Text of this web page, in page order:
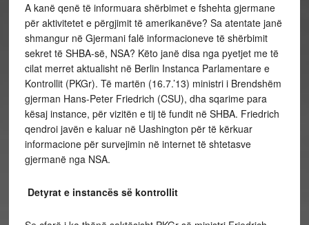
A kanë qenë të informuara shërbimet e fshehta gjermane
për aktivitetet e përgjimit të amerikanëve? Sa atentate janë
shmangur në Gjermani falë informacioneve të shërbimit
sekret të SHBA-së, NSA? Këto janë disa nga pyetjet me të
cilat merret aktualisht në Berlin Instanca Parlamentare e
Kontrollit (PKGr). Të martën (16.7.’13) ministri i Brendshëm
gjerman Hans-Peter Friedrich (CSU), dha sqarime para
kësaj instance, për vizitën e tij të fundit në SHBA. Friedrich
qendroi javën e kaluar në Uashington për të kërkuar
informacione për survejimin në internet të shtetasve
gjermanë nga NSA.
Detyrat e instancës së kontrollit